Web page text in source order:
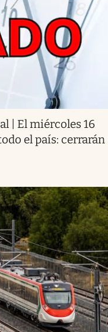
| El miércoles 16
el país: cerrarán